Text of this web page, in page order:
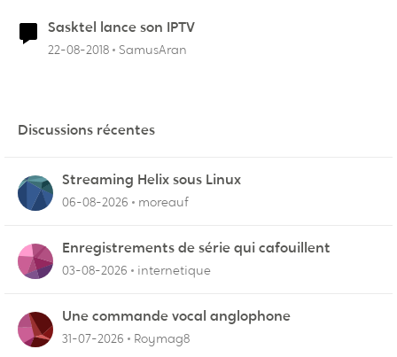
Sasktel lance son IPTV
22-08-2018 SamusAran
Discussions récentes
Streaming Helix sous Linux
06-08-2026 moreauf
Enregistrements de série qui cafouillent
03-08-2026 internetique
Une commande vocal anglophone
31-07-2026 Roymag8